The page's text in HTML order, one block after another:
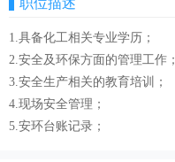
职位描述
1.具备化工相关专业学历；
2.安全及环保方面的管理工作；
3.安全生产相关的教育培训；
4.现场安全管理；
5.安环台账记录；